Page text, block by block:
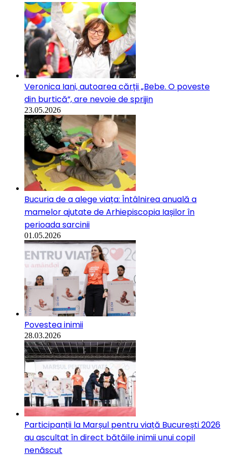
Veronica Iani, autoarea cărții „Bebe. O poveste
din burtică”, are nevoie de sprijin
23.05.2026
Bucuria de a alege viața: Întâlnirea anuală a
mamelor ajutate de Arhiepiscopia Iașilor în
perioada sarcinii
01.05.2026
Povestea inimii
28.03.2026
Participanții la Marșul pentru viață București 2026
au ascultat în direct bătăile inimii unui copil
nenăscut